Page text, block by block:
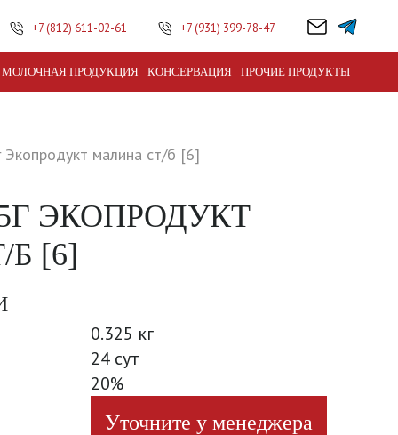
+7 (812) 611-02-61 +7 (931) 399-78-47
МОЛОЧНАЯ ПРОДУКЦИЯ КОНСЕРВАЦИЯ ПРОЧИЕ ПРОДУКТЫ
Экопродукт малина ст/б [6]
ЭКОПРОДУКТ
[6]
0.325 кг
24 сут
20%
Уточните у менеджера